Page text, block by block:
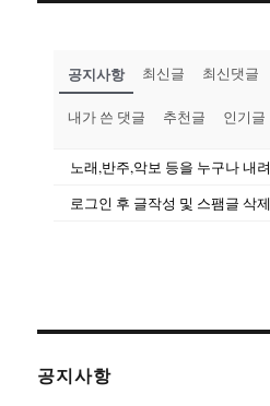
공지사항 최신글 최신댓글
내가 쓴 댓글 추천글 인기글
로그인 후 글작성 및 스팸글 삭제
공지사항